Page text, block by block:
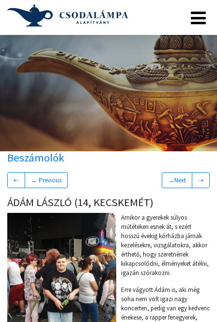
Beszámolók
⇠ ← Previous →Next ⇢
ÁDÁM LÁSZLÓ (14, KECSKEMÉT)
Amikor a gyerekek súlyos
műtéteken esnek át, s ezért
hosszú évekig kórházba járnak
kezelésekre, vizsgálatokra, akkor
érthető, hogy szeretnének
kikapcsolódni, élményeket átélni,
igazán szórakozni.
Erre vágyott Ádám is, aki még
soha nem volt igazi nagy
koncerten, pedig van egy kedvenc
énekese, a rapper fenegyerek,